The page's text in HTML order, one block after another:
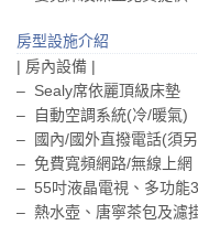
房型設施介紹
| 房內設備 |
– Sealy席依麗頂級床墊
– 自動空調系統(冷/暖氣)
– 國內/國外直撥電話(須
– 免費寬頻網路/無線上網
– 55吋液晶電視、多功能
– 熱水壺、唐寧茶包及濾